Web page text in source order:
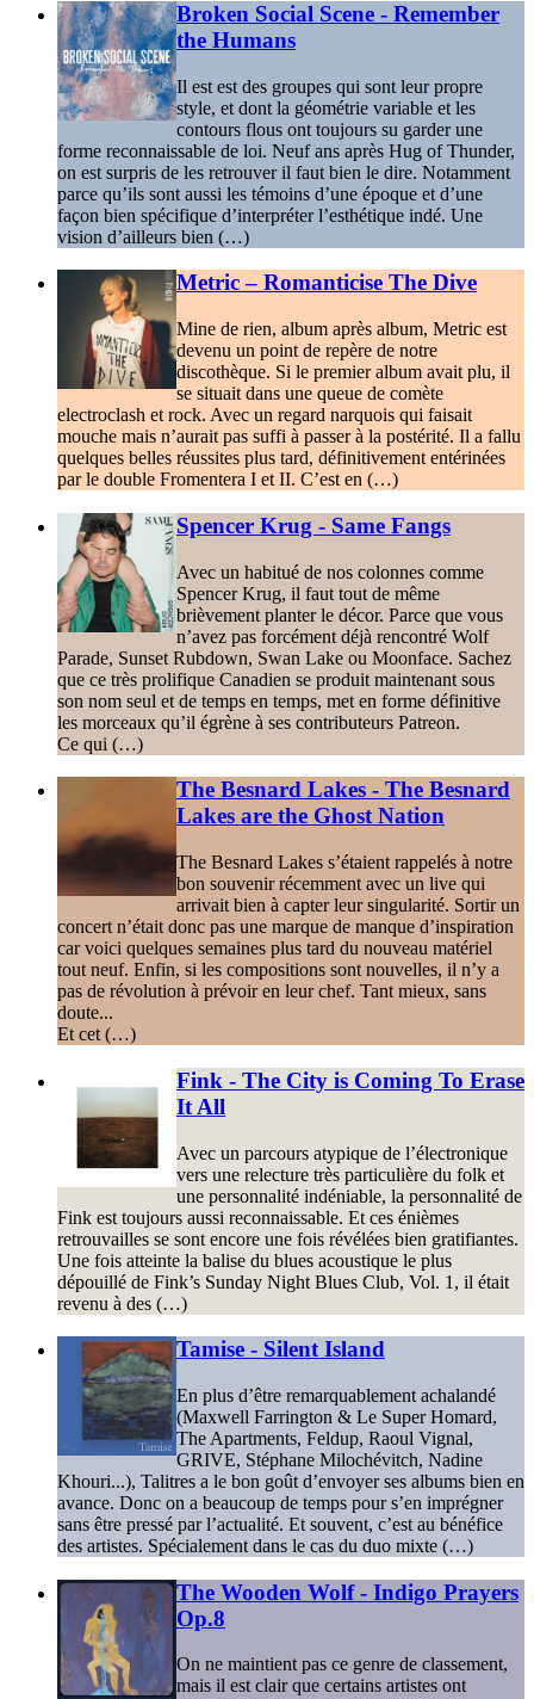
Broken Social Scene - Remember
the Humans
Il est est des groupes qui sont leur propre
style, et dont la géométrie variable et les
contours flous ont toujours su garder une
forme reconnaissable de loi. Neuf ans après Hug of Thunder,
on est surpris de les retrouver il faut bien le dire. Notamment
parce qu’ils sont aussi les témoins d’une époque et d’une
façon bien spécifique d’interpréter l’esthétique indé. Une
vision d’ailleurs bien (…)
Metric – Romanticise The Dive
Mine de rien, album après album, Metric est
devenu un point de repère de notre
discothèque. Si le premier album avait plu, il
se situait dans une queue de comète
electroclash et rock. Avec un regard narquois qui faisait
mouche mais n’aurait pas suffi à passer à la postérité. Il a fallu
quelques belles réussites plus tard, définitivement entérinées
par le double Fromentera I et II. C’est en (…)
Spencer Krug - Same Fangs
Avec un habitué de nos colonnes comme
Spencer Krug, il faut tout de même
brièvement planter le décor. Parce que vous
n’avez pas forcément déjà rencontré Wolf
Parade, Sunset Rubdown, Swan Lake ou Moonface. Sachez
que ce très prolifique Canadien se produit maintenant sous
son nom seul et de temps en temps, met en forme définitive
les morceaux qu’il égrène à ses contributeurs Patreon.
Ce qui (…)
The Besnard Lakes - The Besnard
Lakes are the Ghost Nation
The Besnard Lakes s’étaient rappelés à notre
bon souvenir récemment avec un live qui
arrivait bien à capter leur singularité. Sortir un
concert n’était donc pas une marque de manque d’inspiration
car voici quelques semaines plus tard du nouveau matériel
tout neuf. Enfin, si les compositions sont nouvelles, il n’y a
pas de révolution à prévoir en leur chef. Tant mieux, sans
doute...
Et cet (…)
Fink - The City is Coming To Erase
It All
Avec un parcours atypique de l’électronique
vers une relecture très particulière du folk et
une personnalité indéniable, la personnalité de
Fink est toujours aussi reconnaissable. Et ces énièmes
retrouvailles se sont encore une fois révélées bien gratifiantes.
Une fois atteinte la balise du blues acoustique le plus
dépouillé de Fink’s Sunday Night Blues Club, Vol. 1, il était
revenu à des (…)
Tamise - Silent Island
En plus d’être remarquablement achalandé
(Maxwell Farrington & Le Super Homard,
The Apartments, Feldup, Raoul Vignal,
GRIVE, Stéphane Milochévitch, Nadine
Khouri...), Talitres a le bon goût d’envoyer ses albums bien en
avance. Donc on a beaucoup de temps pour s’en imprégner
sans être pressé par l’actualité. Et souvent, c’est au bénéfice
des artistes. Spécialement dans le cas du duo mixte (…)
The Wooden Wolf - Indigo Prayers
Op.8
On ne maintient pas ce genre de classement,
mais il est clair que certains artistes ont